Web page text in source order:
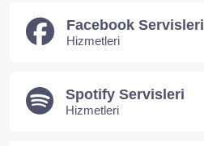
Facebook Servisleri
Hizmetleri
Spotify Servisleri
Hizmetleri